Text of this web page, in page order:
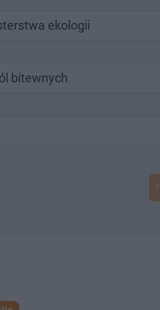
ekologii
bitewnych